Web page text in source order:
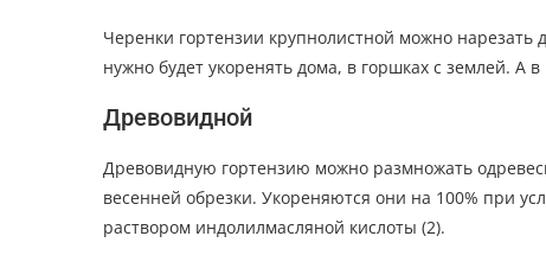
Черенки гортензии крупнолистной можно нарезать
нужно будет укоренять дома, в горшках с землей. А
Древовидной
Древовидную гортензию можно размножать
весенней обрезки. Укореняются они на 100% при
раствором индолилмасляной кислоты (2).